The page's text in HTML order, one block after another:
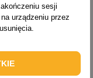
sesji
urządzeniu przez